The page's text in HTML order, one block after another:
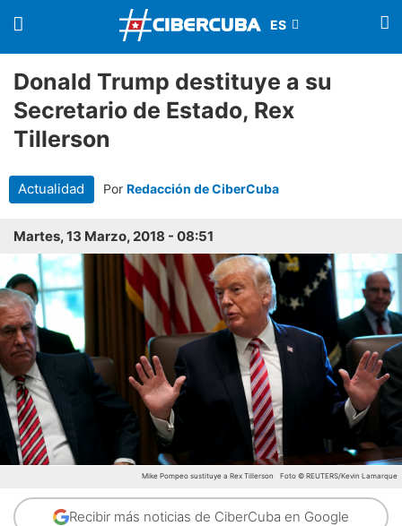
Donald Trump destituye a su
Secretario de Estado, Rex
Tillerson
Actualidad Por Redacción de CiberCuba
Martes, 13 Marzo, 2018 - 08:51
Mike Pompeo sustituye a Rex Tillerson Foto © REUTERS/Kevin Lamarque
Recibir más noticias de CiberCuba en Google